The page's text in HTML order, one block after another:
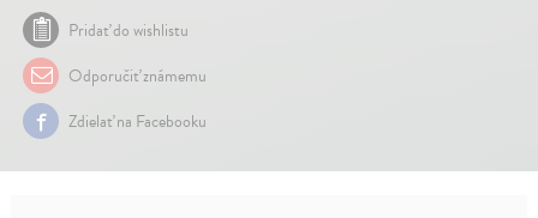
Pridať do wishlistu
Odporučiť známemu
Zdielať na Facebooku